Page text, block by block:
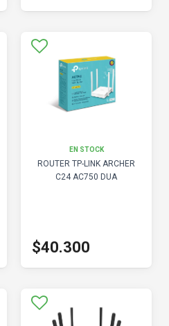
EN STOCK
ROUTER TP-LINK ARCHER
C24 AC750 DUA
$40.300